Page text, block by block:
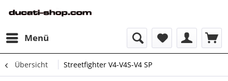
Menü
Übersicht Streetfighter V4-V4S-V4 SP